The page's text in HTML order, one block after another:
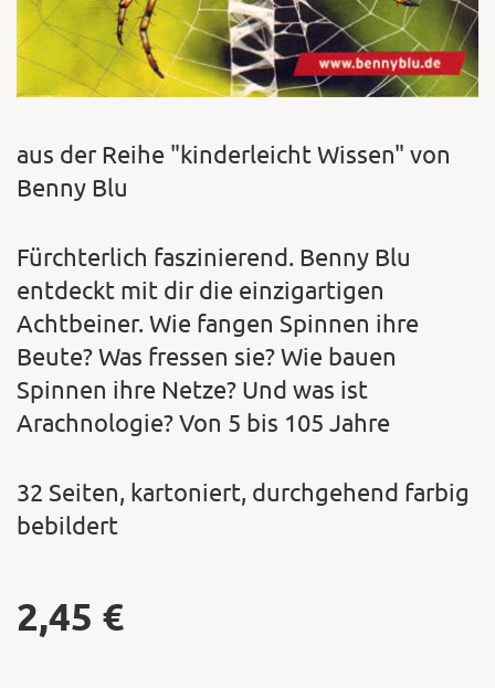
aus der Reihe "kinderleicht Wissen" von
Benny Blu
Fürchterlich faszinierend. Benny Blu
entdeckt mit dir die einzigartigen
Achtbeiner. Wie fangen Spinnen ihre
Beute? Was fressen sie? Wie bauen
Spinnen ihre Netze? Und was ist
Arachnologie? Von 5 bis 105 Jahre
32 Seiten, kartoniert, durchgehend farbig
bebildert
2,45 €